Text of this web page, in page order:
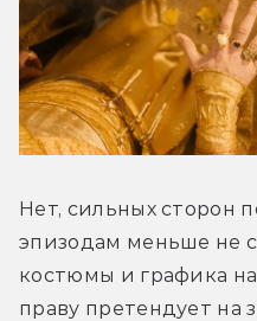
Нет, сильных сторон
эпизодам меньше не
костюмы и графика
праву претендует на